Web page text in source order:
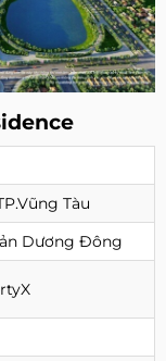
Tàu
Dương Đông